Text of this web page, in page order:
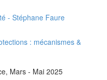
- Stéphane Faure
: mécanismes &
Mars - Mai 2025